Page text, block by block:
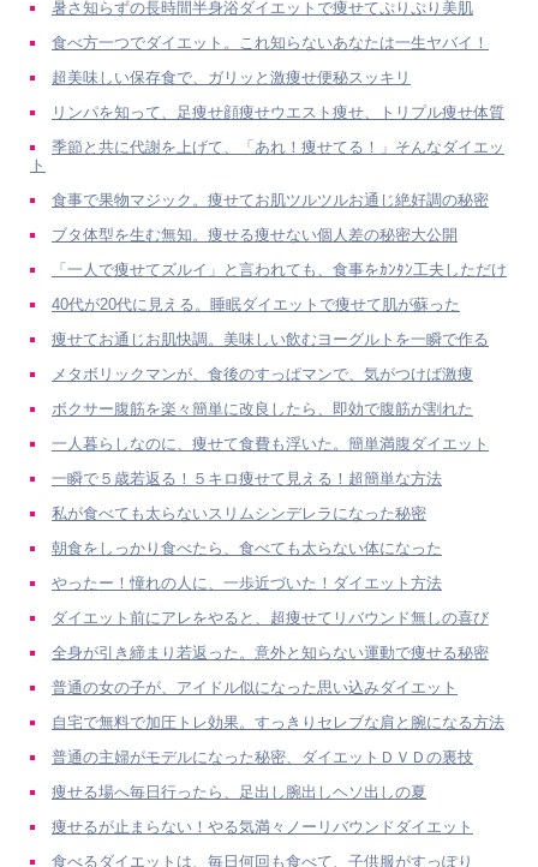
暑さ知らずの長時間半身浴ダイエットで痩せてぷりぷり美肌
食べ方一つでダイエット。これ知らないあなたは一生ヤバイ！
超美味しい保存食で、ガリッと激痩せ便秘スッキリ
リンパを知って、足痩せ顔痩せウエスト痩せ、トリプル痩せ体質
季節と共に代謝を上げて、「あれ！痩せてる！」そんなダイエッ
ト
食事で果物マジック。痩せてお肌ツルツルお通じ絶好調の秘密
ブタ体型を生む無知。痩せる痩せない個人差の秘密大公開
「一人で痩せてズルイ」と言われても、食事をｶﾝﾀﾝ工夫しただけ
40代が20代に見える。睡眠ダイエットで痩せて肌が蘇った
痩せてお通じお肌快調。美味しい飲むヨーグルトを一瞬で作る
メタボリックマンが、食後のすっぱマンで、気がつけば激痩
ボクサー腹筋を楽々簡単に改良したら、即効で腹筋が割れた
一人暮らしなのに、痩せて食費も浮いた。簡単満腹ダイエット
一瞬で５歳若返る！５キロ痩せて見える！超簡単な方法
私が食べても太らないスリムシンデレラになった秘密
朝食をしっかり食べたら、食べても太らない体になった
やったー！憧れの人に、一歩近づいた！ダイエット方法
ダイエット前にアレをやると、超痩せてリバウンド無しの喜び
全身が引き締まり若返った。意外と知らない運動で痩せる秘密
普通の女の子が、アイドル似になった思い込みダイエット
自宅で無料で加圧トレ効果。すっきりセレブな肩と腕になる方法
普通の主婦がモデルになった秘密、ダイエットＤＶＤの裏技
痩せる場へ毎日行ったら、足出し腕出しヘソ出しの夏
痩せるが止まらない！やる気満々ノーリバウンドダイエット
食べるダイエットは、毎日何回も食べて、子供服がすっぽり